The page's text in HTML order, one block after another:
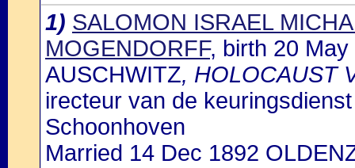
1) SALOMON ISRAEL
MOGENDORFF, birth 20
AUSCHWITZ, HOLOCAUST
irecteur van de
Schoonhoven
Married 14 Dec 1892